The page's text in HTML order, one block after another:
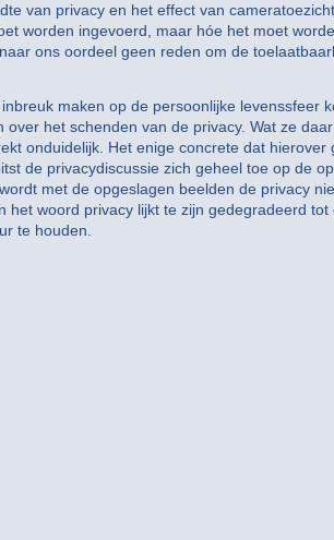
van privacy en het effect van
worden ingevoerd, maar hóe het moet
ons oordeel geen reden om de
maken op de persoonlijke levenssfeer
het schenden van de privacy. Wat ze
onduidelijk. Het enige concrete dat hierover
de privacydiscussie zich geheel toe op de
met de opgeslagen beelden de privacy
woord privacy lijkt te zijn gedegradeerd
te houden.